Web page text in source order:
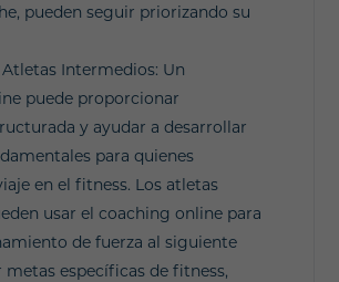
pueden seguir priorizando su
Intermedios: Un
puede proporcionar
y ayudar a desarrollar
para quienes
en el fitness. Los atletas
usar el coaching online para
de fuerza al siguiente
metas específicas de fitness,